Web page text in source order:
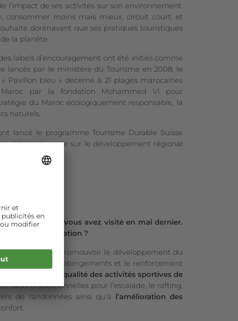
l’impact de ses activités sur son environnement.
consommer moins mais mieux, circuit court, et
dorénavant que ses pratiques touristiques
la planète.
labels d’encouragement ont été initiés comme
lancés par le ministère du Tourisme en 2008, le
Pavillon bleu » décerné à 21 plages marocaines
par la fondation Mohammed VI pour
du Maroc écologiquement responsable, la
naturels.
lancé le programme Tourisme Durable Suisse
bilatérale, axée sur le développement régional
TDSM que vous avez visité en mai dernier.
cette coopération ?
est de promouvoir le développement du
des hébergements et le renforcement
le nombre et la qualité des activités sportives de
additionnelles pour l’escalade, le rafting,
de randonnées ainsi qu’à l’amélioration des